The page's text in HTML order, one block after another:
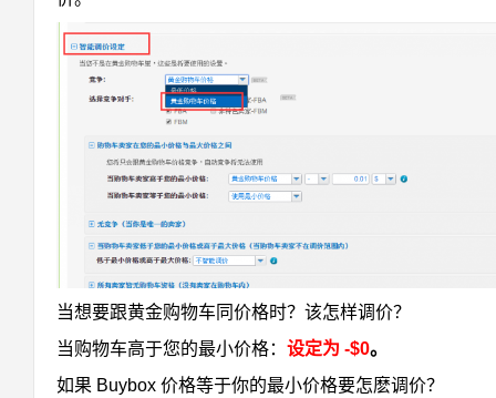
当想要跟黄金购物车同价格时？该怎样调价？
当购物车高于您的最小价格： 设定为 -$0。
如果 Buybox 价格等于你的最小价格要怎麽调价？